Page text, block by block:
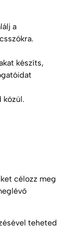
a
készíts,
közül.
célozz meg
teheted